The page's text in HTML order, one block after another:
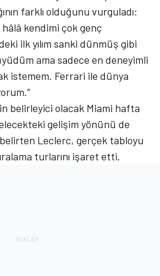
farklı olduğunu vurguladı:
kendimi çok genç
ilk yılım sanki dünmüş gibi
ama sadece en deneyimli
istemem. Ferrari ile dünya
belirleyici olacak Miami hafta
gelişim yönünü de
Leclerc, gerçek tabloyu
turlarını işaret etti.